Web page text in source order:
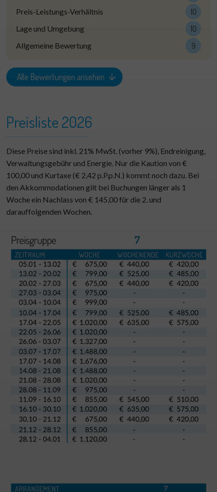
Preis-Leistungs-Verhältnis 10
Lage und Umgebung 10
Allgemeine Bewertung 9
Alle Bewertungen ansehen
Preisliste 2026
Diese Preise sind inkl. 21% MwSt. (vorher 9%), Endreinigung,
Verwaltungsgebühr und Energie. Nur die Kaution von €
100,00 und Kurtaxe (€ 2,42 p.P.p.N.) kommt noch dazu. Bei
den Akkommodationen gilt bei Buchungen länger als 1
Woche ein Nachlass von € 145,00 für die 2. und
darauffolgenden Wochen.